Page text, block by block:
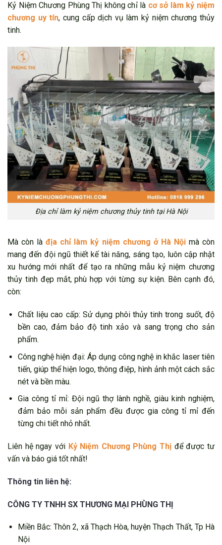
Kỷ Niệm Chương Phùng Thị không chỉ là cơ sở làm kỷ niệm
chương uy tín, cung cấp dịch vụ làm kỷ niệm chương thủy
tinh.
Địa chỉ làm kỷ niệm chương thủy tinh tại Hà Nội
Mà còn làđịa chỉ làm kỷ niệm chương ở Hà Nộimà còn
mang đến đội ngũ thiết kế tài năng, sáng tạo, luôn cập nhật
xu hướng mới nhất để tạo ra những mẫu kỷ niệm chương
thủy tinh đẹp mắt, phù hợp với từng sự kiện. Bên cạnh đó,
còn:
Chất liệu cao cấp: Sử dụng phôi thủy tinh trong suốt, độ
bền cao, đảm bảo độ tinh xảo và sang trọng cho sản
phẩm.
Công nghệ hiện đại: Áp dụng công nghệ in khắc laser tiên
tiến, giúp thể hiện logo, thông điệp, hình ảnh một cách sắc
nét và bền màu.
Gia công tỉ mỉ: Đội ngũ thợ lành nghề, giàu kinh nghiệm,
đảm bảo mỗi sản phẩm đều được gia công tỉ mỉ đến
từng chi tiết nhỏ nhất.
Liên hệ ngay với Kỷ Niệm Chương Phùng Thị để được tư
vấn và báo giá tốt nhất!
Thông tin liên hệ:
CÔNG TY TNHH SX THƯƠNG MẠI PHÙNG THỊ
Miền Bắc: Thôn 2, xã Thạch Hòa, huyện Thạch Thất, Tp Hà
Nội